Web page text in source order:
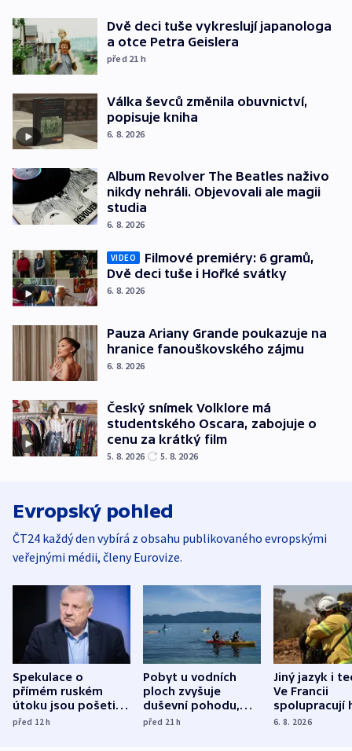
Dvě deci tuše vykreslují japanologa
a otce Petra Geislera
před 21 h
Válka ševců změnila obuvnictví,
popisuje kniha
6. 8. 2026
Album Revolver The Beatles naživo
nikdy nehráli. Objevovali ale magii
studia
6. 8. 2026
VIDEO
Filmové premiéry: 6 gramů,
Dvě deci tuše i Hořké svátky
6. 8. 2026
Pauza Ariany Grande poukazuje na
hranice fanouškovského zájmu
6. 8. 2026
Český snímek Volklore má
studentského Oscara, zabojuje o
cenu za krátký film
5. 8. 2026 5. 8. 2026
Evropský pohled
ČT24 každý den vybírá z obsahu publikovaného evropskými
veřejnými médii, členy Eurovize.
Spekulace o
přímém ruském
útoku jsou pošetilé,
míní estonský
před 12h
Pobyt u vodních
ploch zvyšuje
duševní pohodu,
ukázala
před 21h
Jiný jazyk i
Ve Francii
spolupracují
různých zemí
6. 8. 2026